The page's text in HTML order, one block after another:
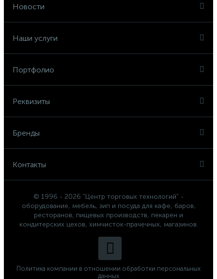
Новости
Наши услуги
Портфолио
Реквизиты
Бренды
Контакты
© 1996 - 2026 "Центр торговых технологий" -
оборудование, мебель, зип и посуда для кафе, баров,
ресторанов, пищевых производств, пекарен и
кондитерских цехов, химчисток-прачечных, магазинов.
Политика компании в отношении обработки персональных
данных